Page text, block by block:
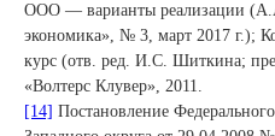
ООО — варианты реализации
экономика», № 3, март 2017 г.);
курс (отв. ред. И.С. Шиткина;
«Волтерс Клувер», 2011.
[14] Постановление
Social Impact
Контакты